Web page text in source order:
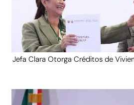
Jefa Clara Otorga Créditos de